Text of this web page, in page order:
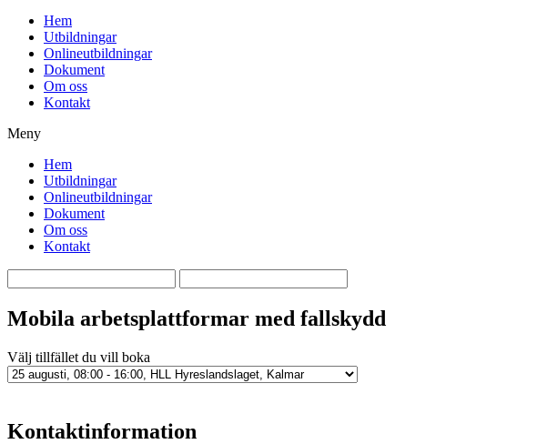
Hem
Utbildningar
Onlineutbildningar
Dokument
Om oss
Kontakt
Meny
Hem
Utbildningar
Onlineutbildningar
Dokument
Om oss
Kontakt
Mobila arbetsplattformar med fallskydd
Välj tillfället du vill boka
Kontaktinformation